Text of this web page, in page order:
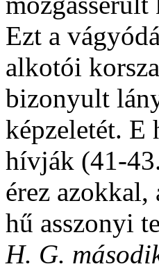
Ezt a
alkotói
bizonyult
képzeletét.
hívják (41-
érez
hű asszonyi
H. G.